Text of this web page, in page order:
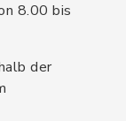
8.00 bis
der